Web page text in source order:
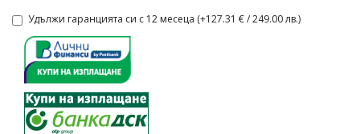
Удължи гаранцията си с 12 месеца (+127.31 € / 249.00 лв.)